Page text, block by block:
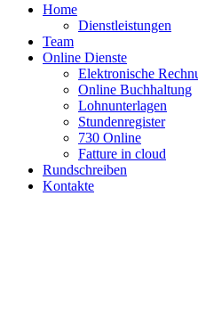
Home
Dienstleistungen
Team
Online Dienste
Elektronische
Online Buchhaltung
Lohnunterlagen
Stundenregister
730 Online
Fatture in cloud
Rundschreiben
Kontakte